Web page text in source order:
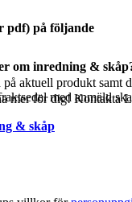
om inredning &
mer för dig! Kontakta
& skåp
pdf) på följande
på aktuell produkt samt
med anmäld